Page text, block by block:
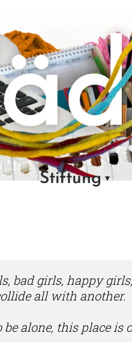
Stiftung
bad girls, happy
all with another.
be alone, this place is